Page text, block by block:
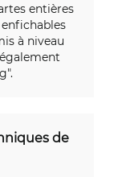
entières
à niveau
de